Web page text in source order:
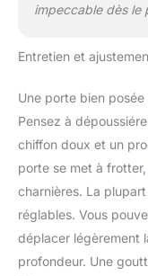
impeccable dès le
Entretien et
Une porte bien
Pensez à
chiffon doux et un
porte se met à
charnières. La
réglables. Vous
déplacer légèrement
profondeur. Une